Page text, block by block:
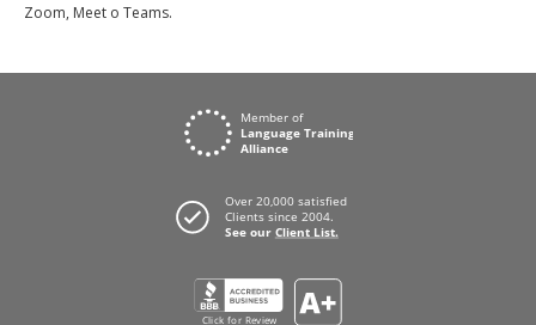
Zoom, Meet o Teams.